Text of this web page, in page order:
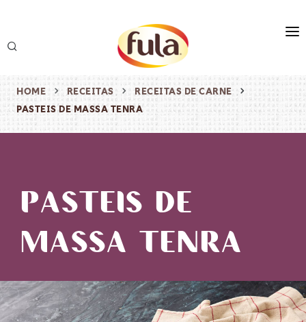
produtos
receitas
HOME RECEITAS
RECEITAS DE CARNE
PASTEIS DE MASSA TENRA
PASTEIS DE
MASSA TENRA